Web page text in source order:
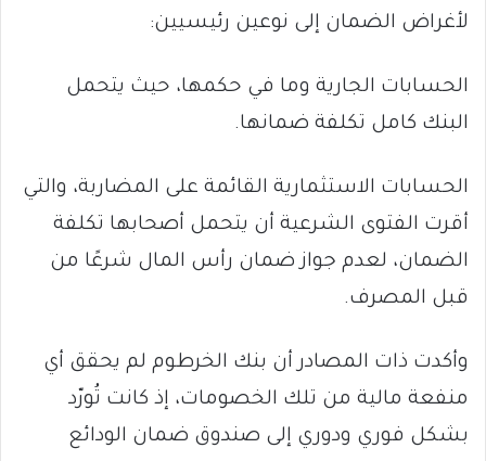
لأغراض الضمان إلى نوعين رئيسيين:
الحسابات الجارية وما في حكمها، حيث يتحمل
البنك كامل تكلفة ضمانها.
الحسابات الاستثمارية القائمة على المضاربة، والتي
أقرت الفتوى الشرعية أن يتحمل أصحابها تكلفة
الضمان، لعدم جواز ضمان رأس المال شرعًا من
قبل المصرف.
وأكدت ذات المصادر أن بنك الخرطوم لم يحقق أي
منفعة مالية من تلك الخصومات، إذ كانت تُورّد
بشكل فوري ودوري إلى صندوق ضمان الودائع